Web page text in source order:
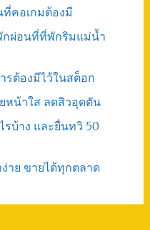
ที่คอเกมต้องมี
กผ่อนที่ที่พักริมแม่น้ำ
รต้องมีไว้ในสต็อก
หน้าใส ลดสิวอุดตัน
บ้าง และยื่นทวิ 50
าย ขายได้ทุกตลาด